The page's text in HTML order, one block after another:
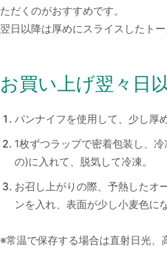
ただくのがおすすめです。
翌日以降は厚めにスライスしたト
お買い上げ翌々日
パンナイフを使用して、少し厚
1枚ずつラップで密着包装し、
の)に入れて、脱気して冷凍。
お召し上がりの際、予熱したオ
ンを入れ、表面が少し小麦色に
※常温で保存する場合は直射日光、